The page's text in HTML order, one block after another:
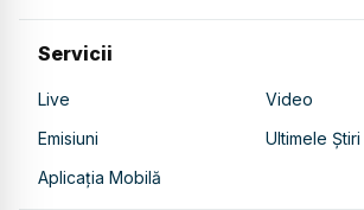
Servicii
Live
Video
Emisiuni
Ultimele Știri
Aplicația Mobilă